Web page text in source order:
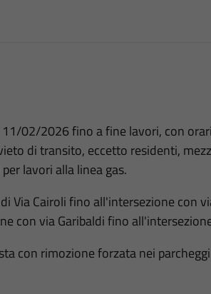
11/02/2026 fino a fine lavori, con
di transito, eccetto residenti,
lavori alla linea gas.
Via Cairoli fino all'intersezione con
con via Garibaldi fino
con rimozione forzata nei